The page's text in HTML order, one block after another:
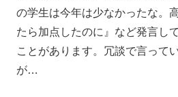
の学生は今年は少なかったな。
たら加点したのに』など発言し
ことがあります。冗談で言って
が…